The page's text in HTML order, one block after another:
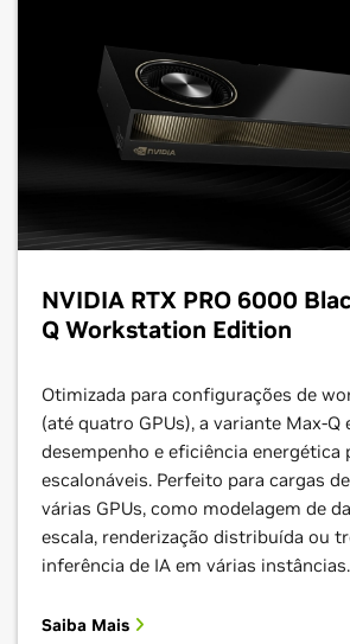
NVIDIA RTX PRO 6000
Q Workstation Edition
Otimizada para configurações de
(até quatro GPUs), a variante Max-Q
desempenho e eficiência energética
escalonáveis. Perfeito para cargas
várias GPUs, como modelagem de
escala, renderização distribuída ou
inferência de IA em várias instâncias.
Saiba Mais